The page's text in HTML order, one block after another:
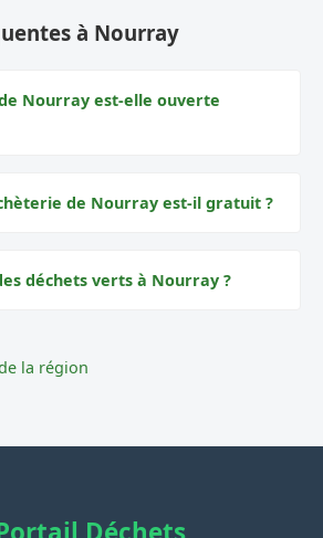
à Nourray
Nourray est-elle ouverte
de Nourray est-il gratuit ?
déchets verts à Nourray ?
la région